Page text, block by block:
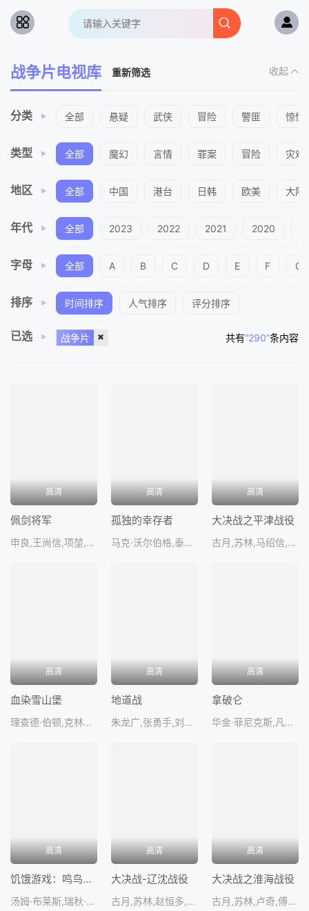
战争片电视库 重新筛选 收起
分类 全部 悬疑 武侠 冒险 警匪 惊悚
类型 全部 魔幻 言情 罪案 冒险 灾难
地区 全部 中国 港台 日韩 欧美 大陆
年代 全部 2023 2022 2021 2020
字母 全部 A B C D E F G
排序 时间排序 人气排序 评分排序
已选 战争片 共有“290”条内容
高清
佩剑将军
申良,王尚信,项堃,赫海泉,李尚
高清
孤独的幸存者
马克·沃尔伯格,泰勒·克奇,埃米尔·赫斯基,本·福斯特,艾瑞克·巴纳
高清
大决战之平津战役
古月,苏林,马绍信,鲁继先,史崇
高清
血染雪山堡
理查德·伯顿,克林特·伊斯特伍德,玛丽·乌尔,帕特里克·怀马克,迈克尔·霍尔德
高清
地道战
朱龙广,张勇手,刘秀杰,刘江,王炳彧
高清
拿破仑
华金·菲尼克斯,凡妮莎·柯比,塔哈·拉希姆,鲁伯特·艾弗雷特,马克·博纳
高清
饥饿游戏：鸣鸟与蛇之歌
汤姆·布莱斯,瑞秋·齐格勒,彼特·丁拉基,乔什·安德烈斯·里维拉,亨特·莎弗
高清
大决战-辽沈战役
古月,苏林,赵恒多,吴志远,孙海英
高清
大决战之淮海战役
古月,苏林,卢奇,傅学诚,刘锡